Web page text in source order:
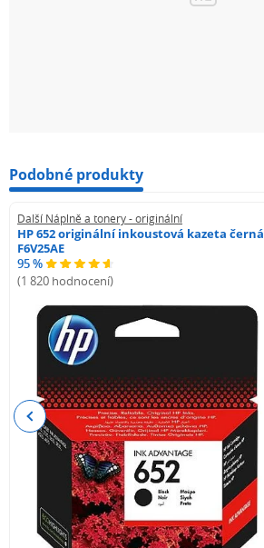
Podobné produkty
Další Náplně a tonery - originální
HP 652 originální inkoustová kazeta černá
F6V25AE
95 %
(1 820 hodnocení)
Previous